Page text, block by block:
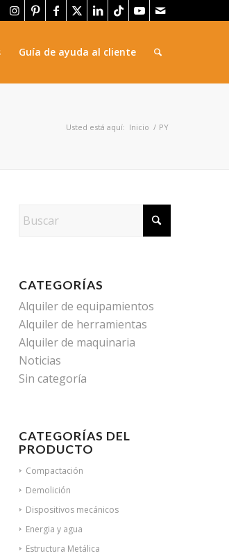
Guía de ayuda al cliente
Usted está aquí: Inicio / PY
CATEGORÍAS
Alquiler de equipamientos
Alquiler de herramientas
Alquiler de maquinaria
Noticias
Sin categoría
CATEGORÍAS DEL
PRODUCTO
Compactación
Demolición
Dispositivos mecánicos
Energia y agua
Estructura Metálica